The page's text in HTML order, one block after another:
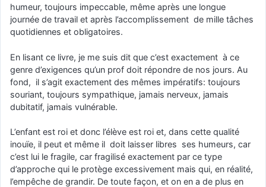
humeur, toujours impeccable, même après une longue
journée de travail et après l’accomplissement de mille tâches
quotidiennes et obligatoires.
En lisant ce livre, je me suis dit que c’est exactement à ce
genre d’exigences qu’un prof doit répondre de nos jours. Au
fond, il s’agit exactement des mêmes impératifs: toujours
souriant, toujours sympathique, jamais nerveux, jamais
dubitatif, jamais vulnérable.
L’enfant est roi et donc l’élève est roi et, dans cette qualité
inouïe, il peut et même il doit laisser libres ses humeurs, car
c’est lui le fragile, car fragilisé exactement par ce type
d’approche qui le protège excessivement mais qui, en réalité,
l’empêche de grandir. De toute façon, et on en a de plus en